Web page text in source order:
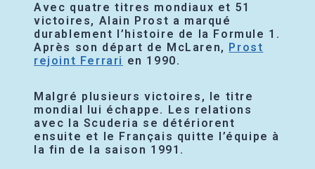
Avec quatre titres mondiaux et 51
victoires, Alain Prost a marqué
durablement l’histoire de la Formule 1.
Après son départ de McLaren, Prost
rejoint Ferrari en 1990.
Malgré plusieurs victoires, le titre
mondial lui échappe. Les relations
avec la Scuderia se détériorent
ensuite et le Français quitte l’équipe à
la fin de la saison 1991.